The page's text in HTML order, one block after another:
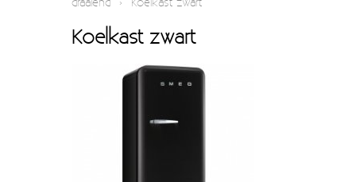
Schakelmateriaal opbouw
Koelkast zwart